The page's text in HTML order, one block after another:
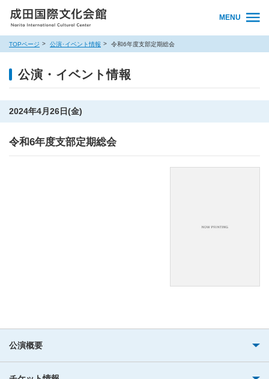
MENU
TOPページ 公演･イベント情報 令和6年度支部定期総会
公演・イベント情報
2024年4月26日(金)
令和6年度支部定期総会
公演概要